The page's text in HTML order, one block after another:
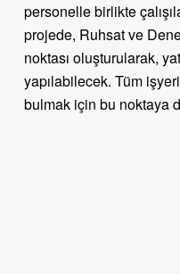
personelle birlikte
projede, Ruhsat ve
noktası oluşturularak,
yapılabilecek. Tüm
bulmak için bu noktaya